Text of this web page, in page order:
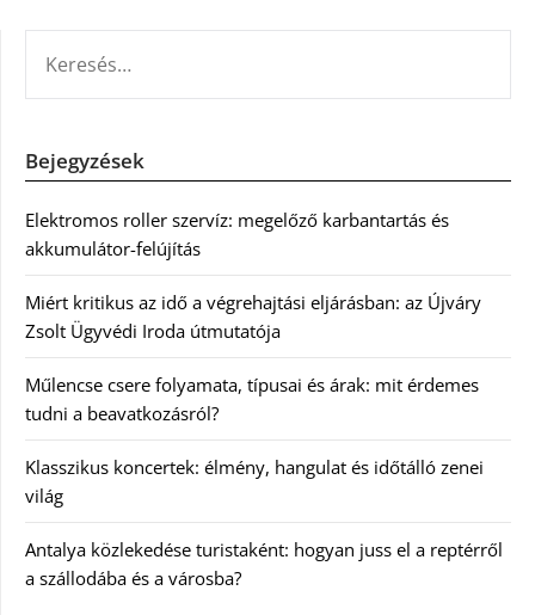
Bejegyzések
Elektromos roller szervíz: megelőző karbantartás és
akkumulátor-felújítás
Miért kritikus az idő a végrehajtási eljárásban: az Újváry
Zsolt Ügyvédi Iroda útmutatója
Műlencse csere folyamata, típusai és árak: mit érdemes
tudni a beavatkozásról?
Klasszikus koncertek: élmény, hangulat és időtálló zenei
világ
Antalya közlekedése turistaként: hogyan juss el a reptérről
a szállodába és a városba?